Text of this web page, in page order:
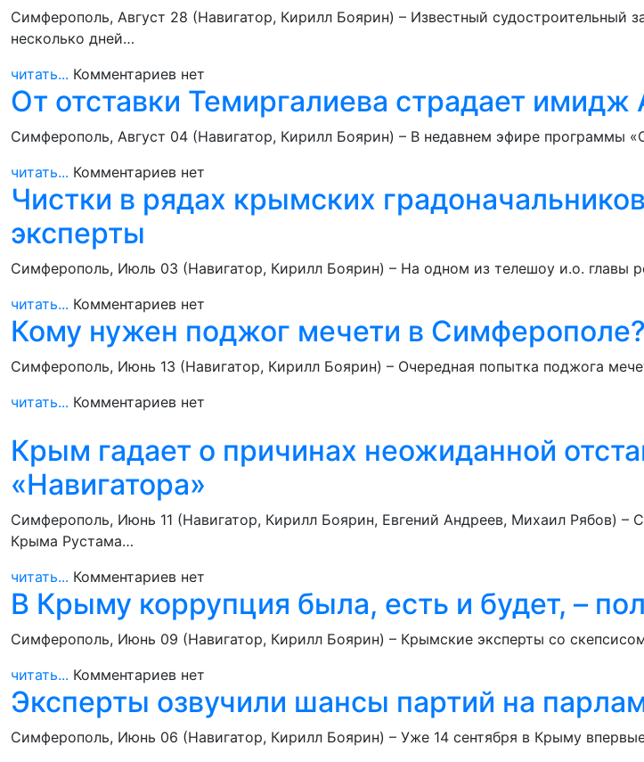
Симферополь, Август 28 (Навигатор, Кирилл Боярин) – Известный судостроительный
несколько дней…
читать... Комментариев нет
От отставки Темиргалиева страдает имидж
Симферополь, Август 04 (Навигатор, Кирилл Боярин) – В недавнем эфире программы
читать... Комментариев нет
Чистки в рядах крымских
эксперты
Симферополь, Июль 03 (Навигатор, Кирилл Боярин) – На одном из телешоу и.о. главы
читать... Комментариев нет
Кому нужен поджог мечети в Симферополе?
Симферополь, Июнь 13 (Навигатор, Кирилл Боярин) – Очередная попытка поджога
читать... Комментариев нет
Крым гадает о причинах неожиданной
«Навигатора»
Симферополь, Июнь 11 (Навигатор, Кирилл Боярин, Евгений Андреев, Михаил Рябов) –
Крыма Рустама…
читать... Комментариев нет
В Крыму коррупция была, есть и будет, –
Симферополь, Июнь 09 (Навигатор, Кирилл Боярин) – Крымские эксперты со
читать... Комментариев нет
Эксперты озвучили шансы партий на
Симферополь, Июнь 06 (Навигатор, Кирилл Боярин) – Уже 14 сентября в Крыму